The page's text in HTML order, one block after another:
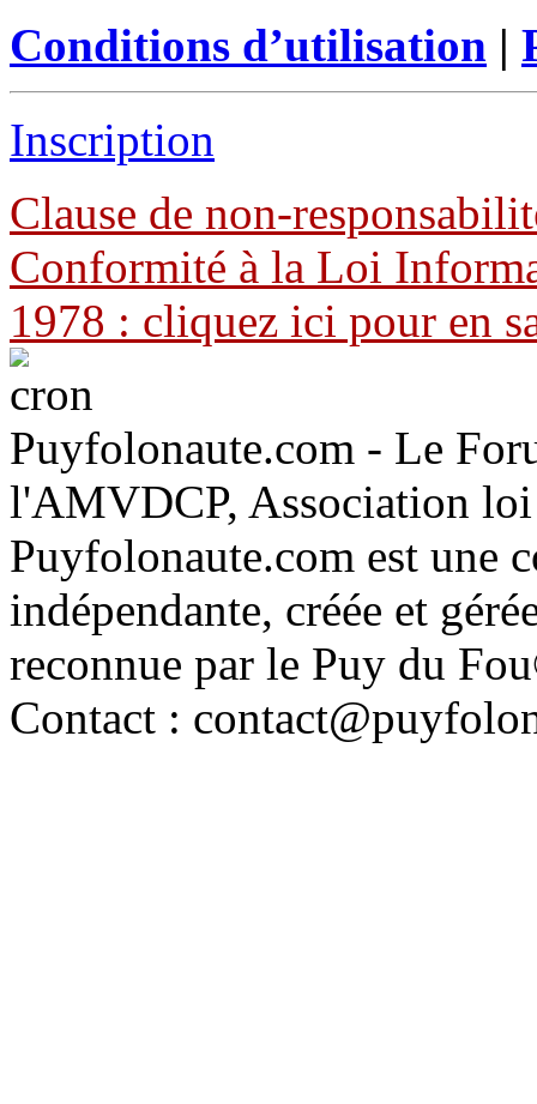
Conditions d’utilisation |
Inscription
Clause de non-
Conformité à la Loi
1978 : cliquez ici pour en
Puyfolonaute.com - Le
l'AMVDCP, Association
Puyfolonaute.com est une
indépendante, créée et
reconnue par le Puy du
Contact :